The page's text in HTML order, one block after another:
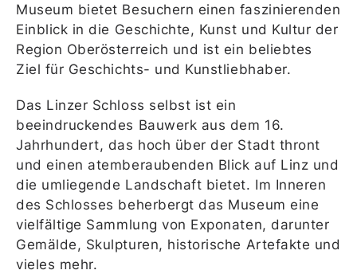
Museum bietet Besuchern einen faszinierenden
Einblick in die Geschichte, Kunst und Kultur der
Region Oberösterreich und ist ein beliebtes
Ziel für Geschichts- und Kunstliebhaber.
Das Linzer Schloss selbst ist ein
beeindruckendes Bauwerk aus dem 16.
Jahrhundert, das hoch über der Stadt thront
und einen atemberaubenden Blick auf Linz und
die umliegende Landschaft bietet. Im Inneren
des Schlosses beherbergt das Museum eine
vielfältige Sammlung von Exponaten, darunter
Gemälde, Skulpturen, historische Artefakte und
vieles mehr.